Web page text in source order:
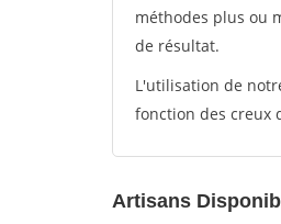
méthodes plus ou
de résultat.
L'utilisation de
fonction des creux
Artisans